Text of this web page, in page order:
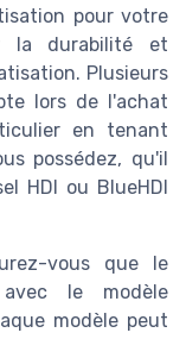
pour votre
la durabilité et
Plusieurs
lors de l'achat
en tenant
possédez, qu'il
HDI ou BlueHDI
vous que le
le modèle
modèle peut